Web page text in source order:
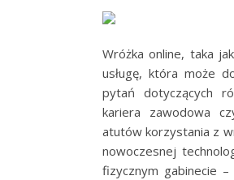
Wróżka online, taka
usługę, która może
pytań dotyczących
kariera zawodowa
atutów korzystania z
nowoczesnej
fizycznym gabinecie